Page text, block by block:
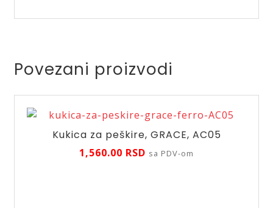
Povezani proizvodi
Kukica za peškire, GRACE, AC05
1,560.00 RSD sa PDV-om